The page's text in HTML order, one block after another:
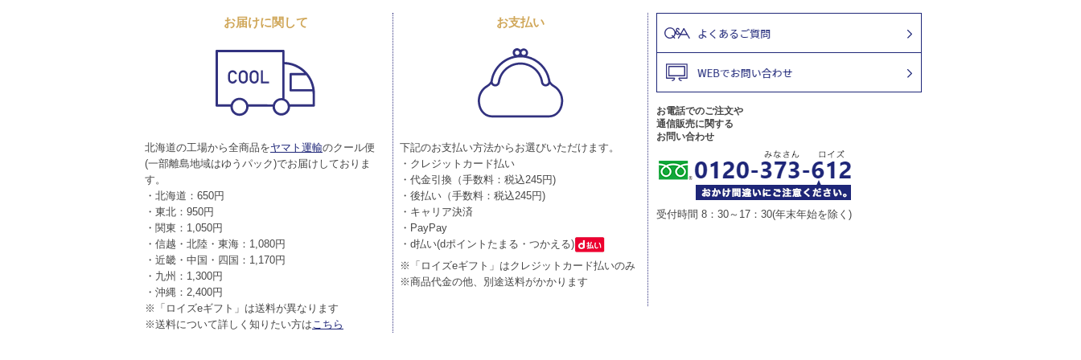
お届けに関して
北海道の工場から全商品をヤマト運輸のクール便
(一部離島地域はゆうパック)でお届けしておりま
す。
・北海道：650円
・東北：950円
・関東：1,050円
・信越・北陸・東海：1,080円
・近畿・中国・四国：1,170円
・九州：1,300円
・沖縄：2,400円
※「ロイズeギフト」は送料が異なります
※送料について詳しく知りたい方はこちら
お支払い
下記のお支払い方法からお選びいただけます。
・クレジットカード払い
・代金引換（手数料：税込245円)
・後払い（手数料：税込245円)
・キャリア決済
・PayPay
・d払い(dポイントたまる・つかえる)
※「ロイズeギフト」はクレジットカード払いのみ
※商品代金の他、別途送料がかかります
お電話でのご注文や
通信販売に関する
お問い合わせ
受付時間 8：30～17：30(年末年始を除く)